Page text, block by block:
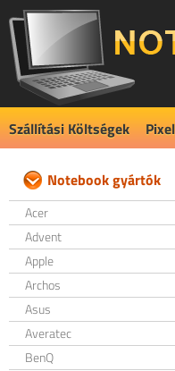
Szállítási Költségek
Notebook gyártók
Acer
Advent
Apple
Archos
Asus
Averatec
BenQ